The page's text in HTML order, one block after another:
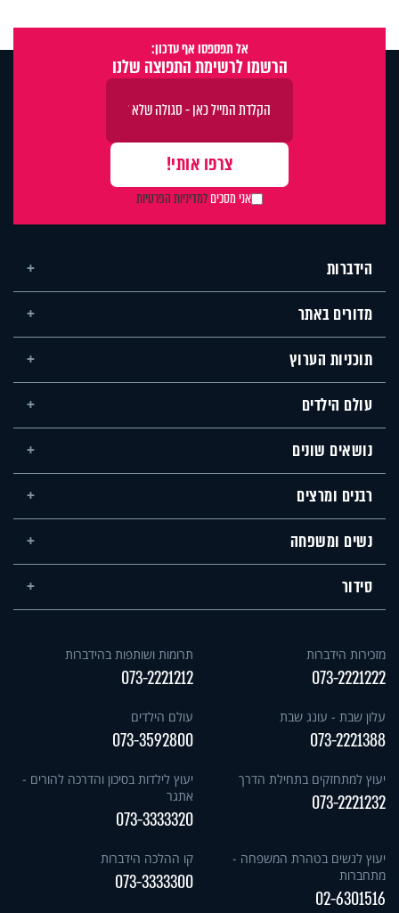
אל תפספסו אף עדכון:
הרשמו לרשימת התפוצה שלנו
אני מסכיםלמדיניות הפרטיות
הידברות
מדורים באתר
תוכניות הערוץ
עולם הילדים
נושאים שונים
רבנים ומרצים
נשים ומשפחה
סידור
מזכירות הידברות
073-2221222
תרומות ושותפות בהידברות
073-2221212
עלון שבת - עונג שבת
073-2221388
עולם הילדים
073-3592800
יעוץ למתחזקים בתחילת הדרך
073-2221232
יעוץ לילדות בסיכון והדרכה להורים -
אתגר
073-3333320
יעוץ לנשים בטהרת המשפחה -
מתחברות
02-6301516
קו ההלכה הידברות
073-3333300